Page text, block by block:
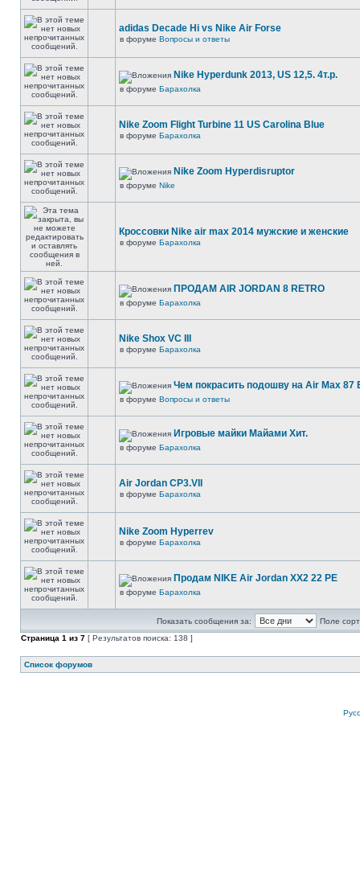
adidas Decade Hi vs Nike Air Forse
в форуме Вопросы и ответы
Nike Hyperdunk 2013, US 12,5. 4т.р.
в форуме Барахолка
Nike Zoom Flight Turbine 11 US Carolina Blue
в форуме Барахолка
Nike Zoom Hyperdisruptor
в форуме Nike
Кроссовки Nike air max 2014 мужские и женские
в форуме Барахолка
ПРОДАМ AIR JORDAN 8 RETRO
в форуме Барахолка
Nike Shox VC III
в форуме Барахолка
Чем покрасить подошву на Air Max 87
в форуме Вопросы и ответы
Игровые майки Майами Хит.
в форуме Барахолка
Air Jordan CP3.VII
в форуме Барахолка
Nike Zoom Hyperrev
в форуме Барахолка
Продам NIKE Air Jordan XX2 22 PE
в форуме Барахолка
Показать сообщения за:
Поле
Страница 1 из 7 [ Результатов поиска: 138 ]
Список форумов